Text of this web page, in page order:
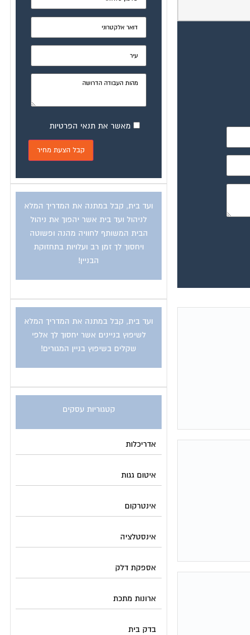
מאשר את תנאי הפרטיות
ועד בית, קבל במתנה את המדריך המלא
לניהול ועד בית אשר יהפוך את ניהול
הבית המשותף לחוויה מהנה ופשוטה
ויחסוך לך זמן רב ועלויות בתחזוקת
הבניין!
ועד בית, קבל במתנה את המדריך המלא
לשיפוץ בניינים אשר יחסוך לך אלפי
שקלים בשיפוץ בניין המגורים!
קטגוריות עסקים
אדריכלות
איטום גגות
אינטרקום
אינסטלציה
אספקת דלק
ארונות מתכת
בדק בית